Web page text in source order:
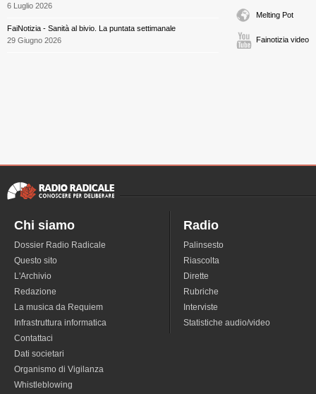
6 Luglio 2026
FaiNotizia - Sanità al bivio. La puntata settimanale
29 Giugno 2026
Melting Pot
Fainotizia video
Chi siamo
Dossier Radio Radicale
Questo sito
L'Archivio
Redazione
La musica da Requiem
Infrastruttura informatica
Contattaci
Dati societari
Organismo di Vigilanza
Whistleblowing
Radio
Palinsesto
Riascolta
Dirette
Rubriche
Interviste
Statistiche audio/video